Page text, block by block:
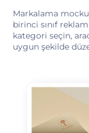
Markalama
birinci sınıf
kategori seçin,
uygun şekilde